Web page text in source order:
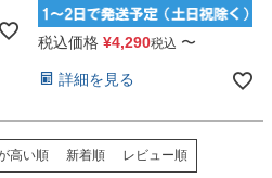
税込価格 ¥4,290税込 〜
詳細を見る
高い順 新着順 レビュー順